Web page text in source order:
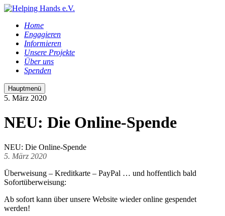
Home
Engagieren
Informieren
Unsere Projekte
Über uns
Spenden
Hauptmenü
5. März 2020
NEU: Die Online-Spende
NEU: Die Online-Spende
5. März 2020
Überweisung – Kreditkarte – PayPal … und hoffentlich bald
Sofortüberweisung:
Ab sofort kann über unsere Website wieder online gespendet
werden!